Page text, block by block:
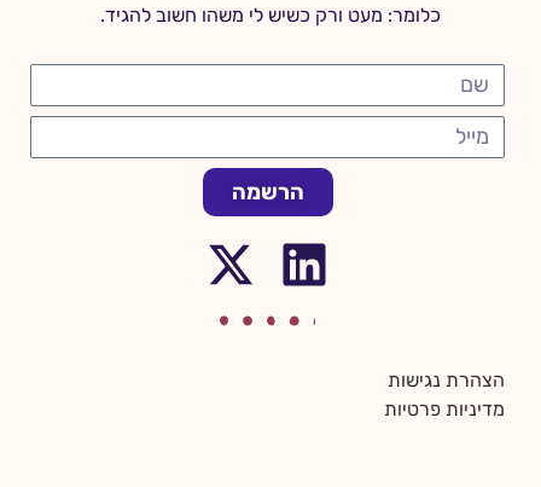
כלומר: מעט ורק כשיש לי משהו חשוב להגיד.
הרשמה
הצהרת נגישות
מדיניות פרטיות